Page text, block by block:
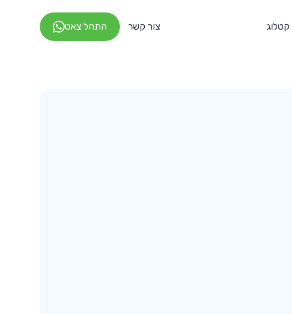
קטלוג צור קשר התחל צאט